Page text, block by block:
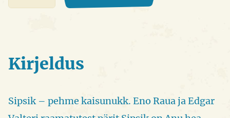
pehme
kogus
Kirjeldus
Sipsik – pehme kaisunukk. Eno Raua ja Edgar